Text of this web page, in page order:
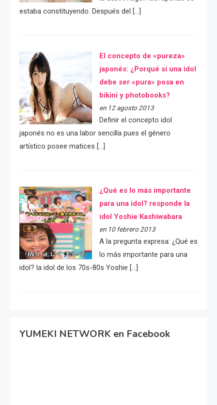
estaba constituyendo. Después del […]
El concepto de «pureza»
japonés: ¿Porqué si una idol
debe ser «pura» posa en
bikini y photobooks?
en 12 agosto 2013
Definir el concepto idol
japonés no es una labor sencilla pues el género
artístico posee matices […]
¿Qué es lo más importante
para una idol? responde la
idol Yoshie Kashiwabara
en 10 febrero 2013
A la pregunta expresa: ¿Qué es
lo más importante para una
idol? la idol de los 70s-80s Yoshie […]
YUMEKI NETWORK en Facebook